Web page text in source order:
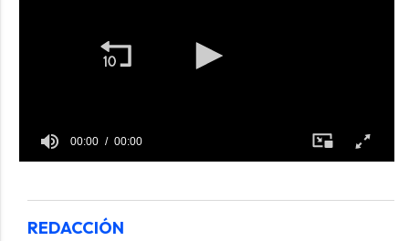
00:00 00:00
REDACCIÓN